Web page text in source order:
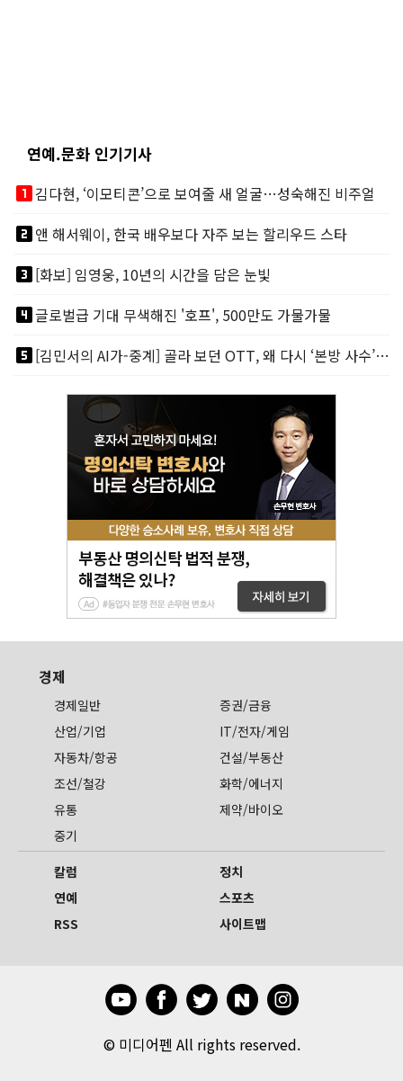
연예.문화 인기기사
looks_one김다현, ‘이모티콘’으로 보여줄 새 얼굴…성숙해진 비주얼
looks_two앤 해서웨이, 한국 배우보다 자주 보는 할리우드 스타
looks_3[화보] 임영웅, 10년의 시간을 담은 눈빛
looks_4글로벌급 기대 무색해진 '호프', 500만도 가물가물
looks_5
[김민서의 AI가-중계] 골라 보던 OTT, 왜 다시 ‘본방 사수’를 부르나
경제
경제일반
증권/금융
산업/기업
IT/전자/게임
자동차/항공
건설/부동산
조선/철강
화학/에너지
유통
제약/바이오
중기
칼럼
정치
연예
스포츠
RSS
사이트맵
© 미디어펜 All rights reserved.